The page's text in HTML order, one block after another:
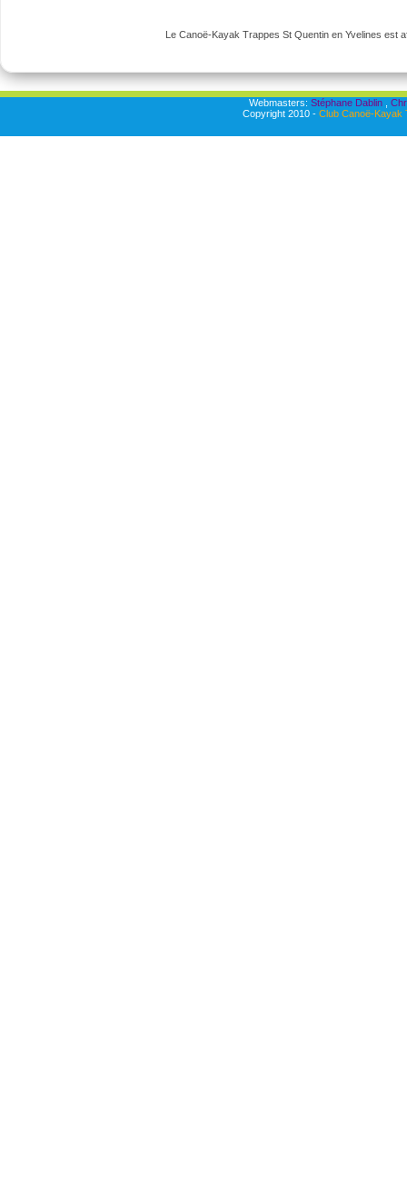
Le Canoë-Kayak Trappes St Quentin en Yvelines est
Webmasters: Stéphane Dablin,
Copyright 2010 - Club Canoë-Kayak